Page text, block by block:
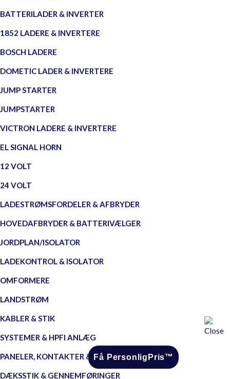
BATTERILADER & INVERTER
1852 LADERE & INVERTERE
BOSCH LADERE
DOMETIC LADER & INVERTERE
JUMP STARTER
JUMPSTARTER
VICTRON LADERE & INVERTERE
EL SIGNAL HORN
12 VOLT
24 VOLT
LADESTRØMSFORDELER & AFBRYDER
HOVEDAFBRYDER & BATTERIVÆLGER
JORDPLAN/ISOLATOR
LADEKONTROL & ISOLATOR
OMFORMERE
LANDSTRØM
KABLER & STIK
SYSTEMER & HPFI ANLÆG
PANELER, KONTAKTER & STIK
DÆKSSTIK & GENNEMFØRINGER
Få PersonligPris™